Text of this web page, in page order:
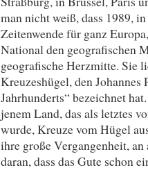
man nicht weiß, dass 1989,
Zeitenwende für ganz
National den geografischen
geografische Herzmitte. Sie
Kreuzeshügel, den Johannes
Jahrhunderts“ bezeichnet
jenem Land, das als letztes
wurde, Kreuze vom Hügel
ihre große Vergangenheit,
daran, dass das Gute schon